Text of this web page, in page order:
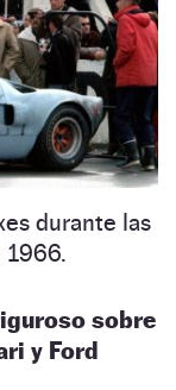
durante las
1966.
sobre
y Ford